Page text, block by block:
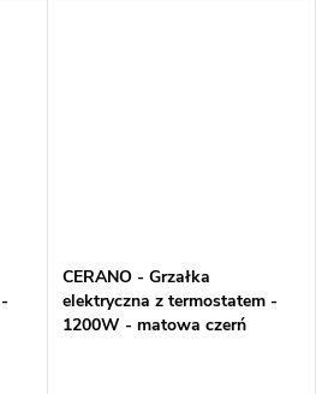
CERANO - Grzałka
elektryczna z termostatem -
1200W - matowa czerń